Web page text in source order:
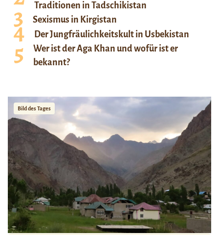
Traditionen in Tadschikistan
Sexismus in Kirgistan
Der Jungfräulichkeitskult in Usbekistan
Wer ist der Aga Khan und wofür ist er
bekannt?
Bild des Tages